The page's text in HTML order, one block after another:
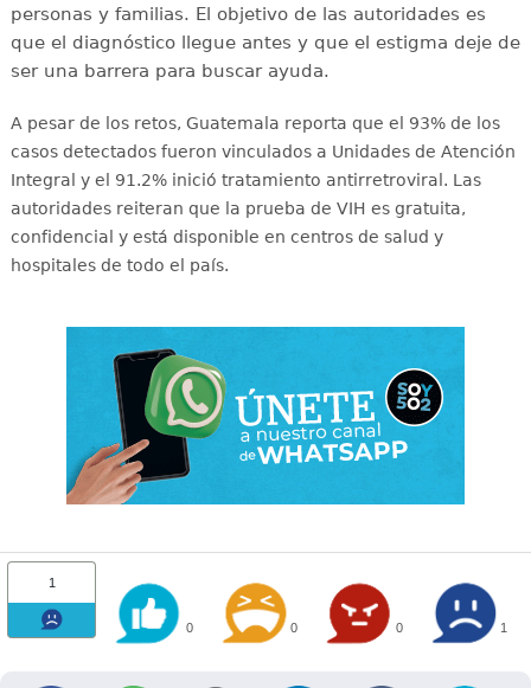
personas y familias. El objetivo de las autoridades es
que el diagnóstico llegue antes y que el estigma deje de
ser una barrera para buscar ayuda.
A pesar de los retos, Guatemala reporta que el 93% de los
casos detectados fueron vinculados a Unidades de Atención
Integral y el 91.2% inició tratamiento antirretroviral . Las
autoridades reiteran que la prueba de VIH es gratuita,
confidencial y está disponible en centros de salud y
hospitales de todo el país.
1
0 0 0 1